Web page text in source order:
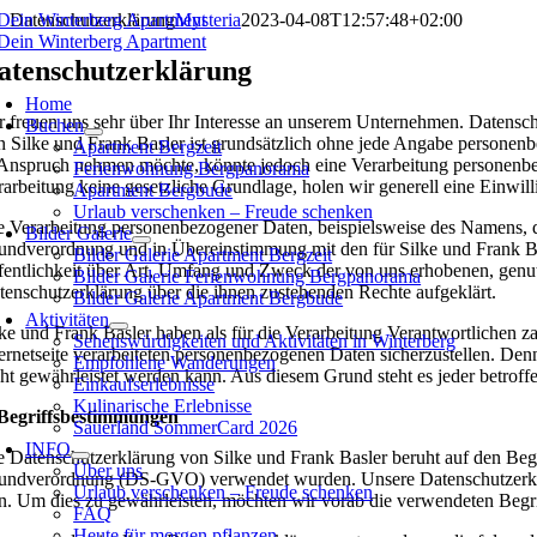
Zum
Inhalt
springen
Home
Buchen
Apartment Bergzeit
Ferienwohnung Bergpanorama
Apartment Bergbude
Urlaub verschenken – Freude schenken
Bilder Galerie
Bilder Galerie Apartment Bergzeit
Bilder Galerie Ferienwohnung Bergpanorama
Bilder Galerie Apartment Bergbude
Aktivitäten
Sehenswürdigkeiten und Aktivitäten in Winterberg
Empfohlene Wanderungen
Einkaufserlebnisse
Kulinarische Erlebnisse
Sauerland SommerCard 2026
INFO
Über uns
Urlaub verschenken – Freude schenken
FAQ
DatenschutzerklärungMysteria2023-04-08T12:57:48+02:00
freuen uns sehr über Ihr Interesse an unserem Unternehmen.
Silke und Frank Basler ist grundsätzlich ohne jede Angabe
nehmen möchte, könnte jedoch eine Verarbeitung
keine gesetzliche Grundlage, holen wir generell eine
Verarbeitung personenbezogener Daten, beispielsweise des
und in Übereinstimmung mit den für Silke und Frank
über Art, Umfang und Zweck der von uns erhobenen,
über die ihnen zustehenden Rechte aufgeklärt.
und Frank Basler haben als für die Verarbeitung Verantwortlichen
verarbeiteten personenbezogenen Daten sicherzustellen.
gewährleistet werden kann. Aus diesem Grund steht es jeder
Datenschutzerklärung von Silke und Frank Basler beruht auf den
(DS-GVO) verwendet wurden. Unsere
Um dies zu gewährleisten, möchten wir vorab die verwendeten